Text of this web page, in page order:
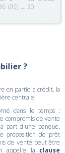
(95) → 30
?
en partie à crédit, la
centrale.
dans le temps :
compromis de vente
part d'une banque.
proposition de prêt
de vente peut être
appelle la clause